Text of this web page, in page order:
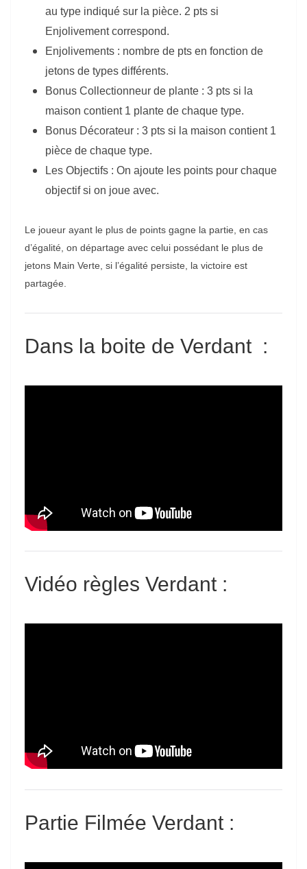
au type indiqué sur la pièce. 2 pts si
Enjolivement correspond.
Enjolivements : nombre de pts en fonction de
jetons de types différents.
Bonus Collectionneur de plante : 3 pts si la
maison contient 1 plante de chaque type.
Bonus Décorateur : 3 pts si la maison contient 1
pièce de chaque type.
Les Objectifs : On ajoute les points pour chaque
objectif si on joue avec.
Le joueur ayant le plus de points gagne la partie, en cas
d’égalité, on départage avec celui possédant le plus de
jetons Main Verte, si l’égalité persiste, la victoire est
partagée.
Dans la boite de Verdant :
Vidéo règles Verdant :
Partie Filmée Verdant :